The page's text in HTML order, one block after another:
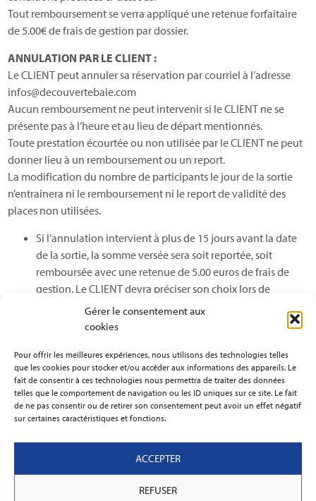
Gérer le consentement aux
cookies
Pour offrir les meilleures expériences, nous utilisons des technologies telles
que les cookies pour stocker et/ou accéder aux informations des appareils. Le
fait de consentir à ces technologies nous permettra de traiter des données
telles que le comportement de navigation ou les ID uniques sur ce site. Le fait
de ne pas consentir ou de retirer son consentement peut avoir un effet négatif
sur certaines caractéristiques et fonctions.
ACCEPTER
REFUSER
Tout remboursement se verra appliqué une retenue forfaitaire
de 5.00€ de frais de gestion par dossier.
ANNULATION PAR LE CLIENT :
Le CLIENT peut annuler sa réservation par courriel à l’adresse
infos@decouvertebaie.com
Aucun remboursement ne peut intervenir si le CLIENT ne se
présente pas à l’heure et au lieu de départ mentionnés.
Toute prestation écourtée ou non utilisée par le CLIENT ne peut
donner lieu à un remboursement ou un report.
La modification du nombre de participants le jour de la sortie
n’entrainera ni le remboursement ni le report de validité des
places non utilisées.
Si l’annulation intervient à plus de 15 jours avant la date
de la sortie, la somme versée sera soit reportée, soit
remboursée avec une retenue de 5.00 euros de frais de
gestion. Le CLIENT devra préciser son choix lors de
l’annulation, à savoir :
demande de remboursement,
précisées ci-après.
Si l’annulation intervient entre 7 et 15 jours avant la date
de la sortie, la somme versée pourra être reportée sur une
autre activité ou une autre date selon les modalités de
report précisées ci-après.
Lorsque la prestation annulée inclut un « retour bus », les
places de bus ne pourront pas être remboursées.
Toute demande de remboursement à moins de 15 jours de
la sortie doit obligatoirement être justifiée par un